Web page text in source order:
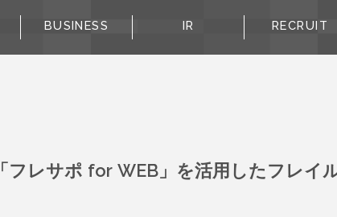
BUSINESS IR RECRUIT
フレサポ for WEB」を活用したフレイ